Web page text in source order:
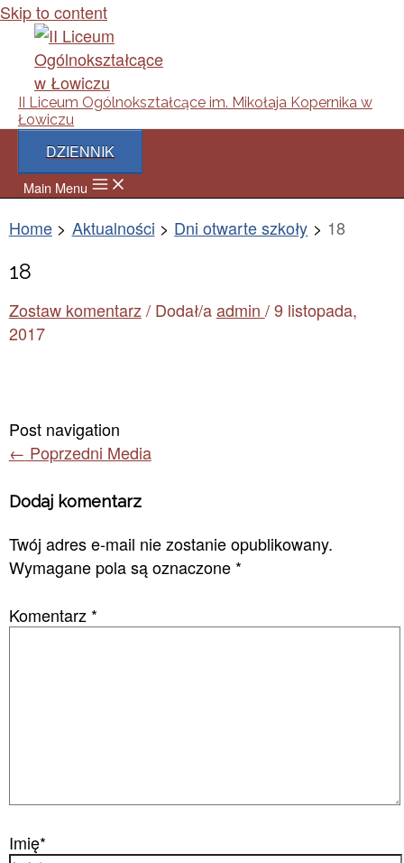
Skip to content
II Liceum Ogólnokształcące im. Mikołaja Kopernika w
Łowiczu
DZIENNIK
Main Menu
Home Aktualności Dni otwarte szkoły 18
18
Zostaw komentarz / Dodał/a admin /9 listopada,
2017
Post navigation
← Poprzedni Media
Dodaj komentarz
Twój adres e-mail nie zostanie opublikowany.
Wymagane pola są oznaczone *
Komentarz *
Imię*